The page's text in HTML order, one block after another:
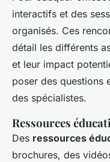
interactifs et des
organisés. Ces
détail les différents
et leur impact
poser des questions
des spécialistes.
Ressources
Des ressources
brochures, des